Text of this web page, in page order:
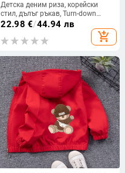
Детска деним риза, корейски
стил, дълъг ръкав, Turn-down
collar, есен
22.98 €/44.94 лв
add_shopping_cart